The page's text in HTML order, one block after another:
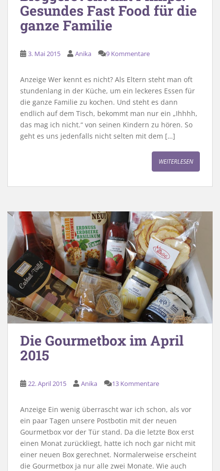
Gesundes Fast Food für die
ganze Familie
3. Mai 2015 Anika 9 Kommentare
Anzeige Wer kennt es nicht? Als Eltern steht man oft
stundenlang in der Küche, um ein leckeres Essen für
die ganze Familie zu kochen. Und steht es dann
endlich auf dem Tisch, bekommt man nur ein „Ihhhh,
das mag ich nicht.“ von seinen Kindern zu hören. So
geht es uns jedenfalls nicht selten mit dem […]
WEITERLESEN
Die Gourmetbox im April
2015
22. April 2015 Anika 13 Kommentare
Anzeige Ein wenig überrascht war ich schon, als vor
ein paar Tagen unsere Postbotin mit der neuen
Gourmetbox vor der Tür stand. Da die letzte Box erst
einen Monat zurückliegt, hatte ich noch gar nicht mit
einer neuen Box gerechnet. Normalerweise erscheint
die Gourmetbox ja nur alle zwei Monate. Wie auch